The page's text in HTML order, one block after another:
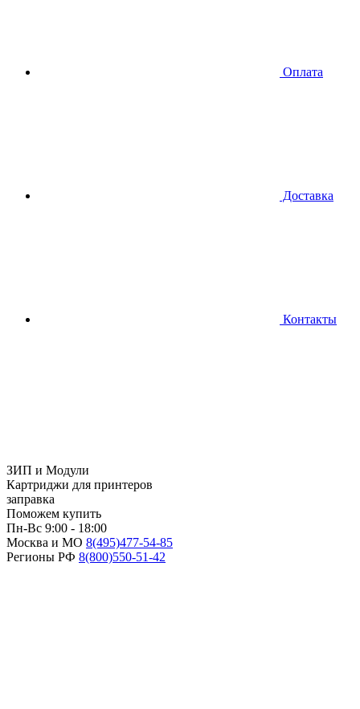
Оплата
Доставка
Контакты
ЗИП и Модули
Картриджи для принтеров
заправка
Поможем купить
Пн-Вс 9:00 - 18:00
Москва и МО 8(495)477-54-85
Регионы РФ 8(800)550-51-42